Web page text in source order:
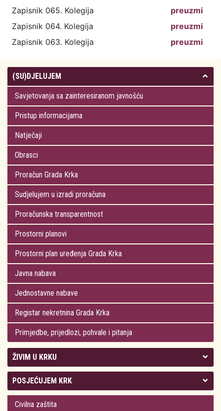
Zapisnik 065. Kolegija
preuzmi
Zapisnik 064. Kolegija
preuzmi
Zapisnik 063. Kolegija
preuzmi
(SU)DJELUJEM
Savjetovanja sa zainteresiranom javnošću
Pristup informacijama
Natječaji
Obrasci
Proračun Grada Krka
Sudjelujem u izradi proračuna
Proračunska transparentnost
Prostorni planovi
Prostorni plan uređenja Grada Krka
Javna nabava
Jednostavne nabave
Registar nekretnina Grada Krka
Primjedbe, prijedlozi, pohvale i pitanja
ŽIVIM U KRKU
Kolegij gradonačelnika
Gradsko vijeće
POSJEĆUJEM KRK
Plan Grada Krka
Civilna zaštita